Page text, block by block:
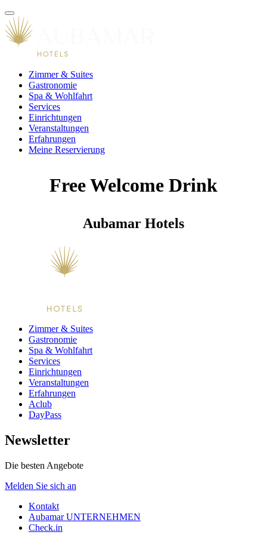
Zimmer & Suites
Gastronomie
Spa & Wohlfahrt
Services
Einrichtungen
Veranstaltungen
Erfahrungen
Meine Reservierung
Free Welcome Drink
Aubamar Hotels
Zimmer & Suites
Gastronomie
Spa & Wohlfahrt
Services
Einrichtungen
Veranstaltungen
Erfahrungen
Aclub
DayPass
Newsletter
Die besten Angebote
Melden Sie sich an
Kontakt
Aubamar UNTERNEHMEN
Check.in